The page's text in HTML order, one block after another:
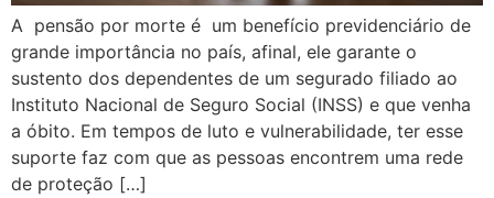
A pensão por morte é um benefício previdenciário de
grande importância no país, afinal, ele garante o
sustento dos dependentes de um segurado filiado ao
Instituto Nacional de Seguro Social (INSS) e que venha
a óbito. Em tempos de luto e vulnerabilidade, ter esse
suporte faz com que as pessoas encontrem uma rede
de proteção […]